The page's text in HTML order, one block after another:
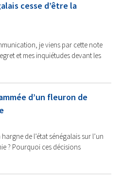
cesse d’être la
je viens par cette note
et mes inquiétudes devant les
d’un fleuron de
de l’état sénégalais sur l’un
? Pourquoi ces décisions